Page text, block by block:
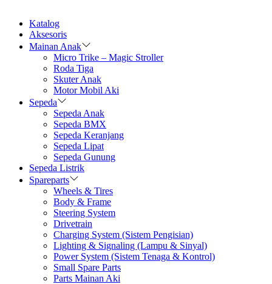
Katalog
Aksesoris
Mainan Anak
Micro Trike – Magic Stroller
Roda Tiga
Skuter Anak
Motor Mobil Aki
Sepeda
Sepeda Anak
Sepeda BMX
Sepeda Keranjang
Sepeda Lipat
Sepeda Gunung
Sepeda Listrik
Spareparts
Wheels & Tires
Body & Frame
Steering System
Drivetrain
Charging System (Sistem Pengisian)
Lighting & Signaling (Lampu & Sinyal)
Power System (Sistem Tenaga & Kontrol)
Small Spare Parts
Parts Mainan Aki